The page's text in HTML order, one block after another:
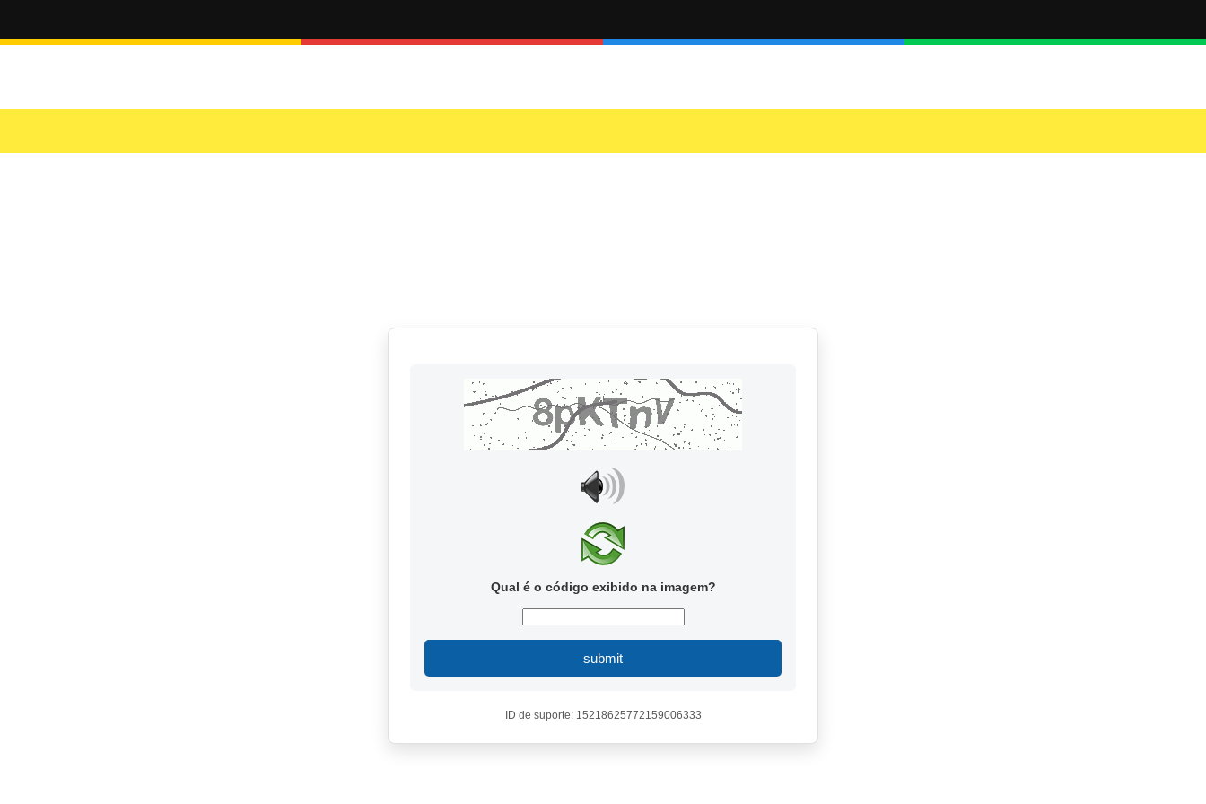
Qual é o código exibido na imagem?
submit
ID de suporte: 15218625772159006333